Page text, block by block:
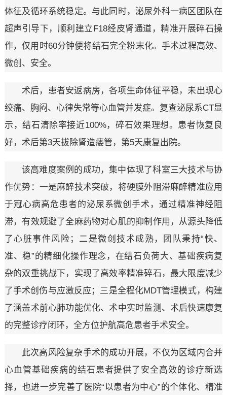
体征及循环系统稳定。与此同时，泌尿外科一病区团队在
超声引导下，顺利建立F18经皮肾通道，精准开展碎石操
作，仅用时60分钟便将结石完全粉末化。手术过程高效、
微创、安全。
术后，患者安返病房，各项生命体征平稳，未出现心
绞痛、胸闷、心律失常等心血管并发症。复查泌尿系CT显
示，结石清除率接近100%，碎石效果理想。患者恢复良
好，术后第3天拔除肾造瘘管，第5天康复出院。
该高难度案例的成功，集中体现了科室三大技术与协
作优势：一是麻醉技术突破，将硬膜外阻滞麻醉精准应用
于冠心病高危患者的泌尿系微创手术，通过精准神经阻
滞，有效规避了全麻药物对心肌的抑制作用，从源头降低
了心脏事件风险；二是微创技术成熟，团队秉持“快、
准、稳”的精细化操作理念，在结石负荷大、基础疾病复
杂的双重挑战下，实现了高效率精准碎石，最大限度减少
了手术创伤与应激反应；三是全程化MDT管理模式，构建
了涵盖术前心肺功能优化、术中实时监测、术后快速康复
的完整诊疗闭环，全方位护航高危患者手术安全。
此次高风险复杂手术的成功开展，不仅为区域内合并
心血管基础疾病的结石患者提供了安全高效的诊疗新选
择，也进一步完善了医院“以患者为中心”的个体化、精准